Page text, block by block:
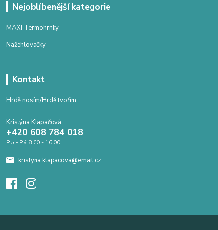
Nejoblíbenější kategorie
MAXI Termohrnky
Nažehlovačky
Kontakt
Hrdě nosím/Hrdě tvořím
Kristýna Klapačová
+420 608 784 018
Po - Pá 8.00 - 16.00
kristyna.klapacova@email.cz